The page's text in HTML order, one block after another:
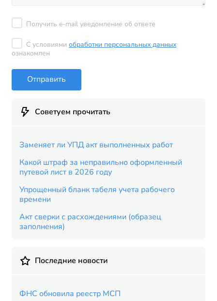
Получить e-mail уведомление об ответе
С условиями обработки персональных данных
ознакомлен
Отправить
Советуем прочитать
Заменяет ли УПД акт выполненных работ
Какой штраф за неправильно оформленный
путевой лист в 2026 году
Упрощенный бланк табеля учета рабочего
времени
Акт сверки с расхождениями (образец
заполнения)
Последние новости
ФНС обновила реестр МСП